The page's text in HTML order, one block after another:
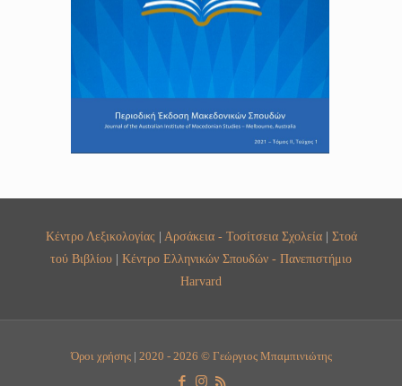
Κέντρο Λεξικολογίας | Αρσάκεια - Τοσίτσεια Σχολεία| Στοά
τού Βιβλίου | Κέντρο Ελληνικών Σπουδών - Πανεπιστήμιο
Harvard
Όροι χρήσης| 2020 - 2026 © Γεώργιος Μπαμπινιώτης